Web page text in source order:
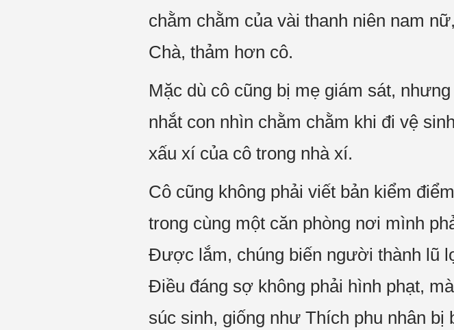
chằm chằm của vài thanh niên nam
Chà, thảm hơn cô.
Mặc dù cô cũng bị mẹ giám sát,
nhắt con nhìn chằm chằm khi đi vệ
xấu xí của cô trong nhà xí.
Cô cũng không phải viết bản kiểm
trong cùng một căn phòng nơi mình
Được lắm, chúng biến người thành lũ
Điều đáng sợ không phải hình phạt,
súc sinh, giống như Thích phu nhân